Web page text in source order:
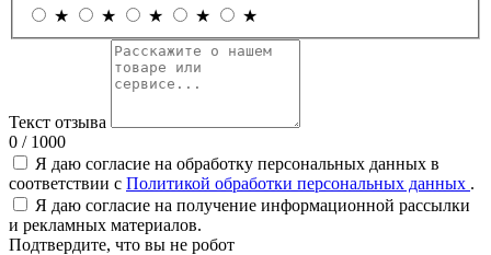
★
★ ★ ★ ★
Текст отзыва
0 / 1000
Я даю согласие на обработку персональных данных в
соответствии с Политикой обработки персональных данных .
Я даю согласие на получение информационной рассылки
и рекламных материалов.
Подтвердите, что вы не робот